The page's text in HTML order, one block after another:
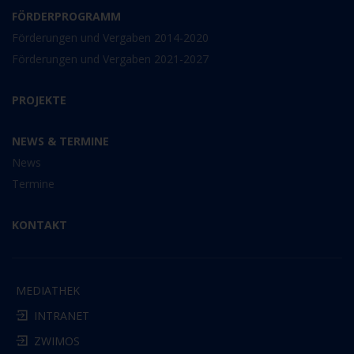
FÖRDERPROGRAMM
Förderungen und Vergaben 2014-2020
Förderungen und Vergaben 2021-2027
PROJEKTE
NEWS & TERMINE
News
Termine
KONTAKT
MEDIATHEK
INTRANET
ZWIMOS